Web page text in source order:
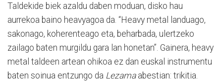
Taldekide biek azaldu daben moduan, disko hau
aurrekoa baino heavyagoa da. “Heavy metal landuago,
sakonago, koherenteago eta, beharbada, ulertzeko
zailago baten murgildu gara lan honetan”. Gainera, heavy
metal taldeen artean ohikoa ez dan euskal instrumentu
baten soinua entzungo da Lezama abestian: trikitia.